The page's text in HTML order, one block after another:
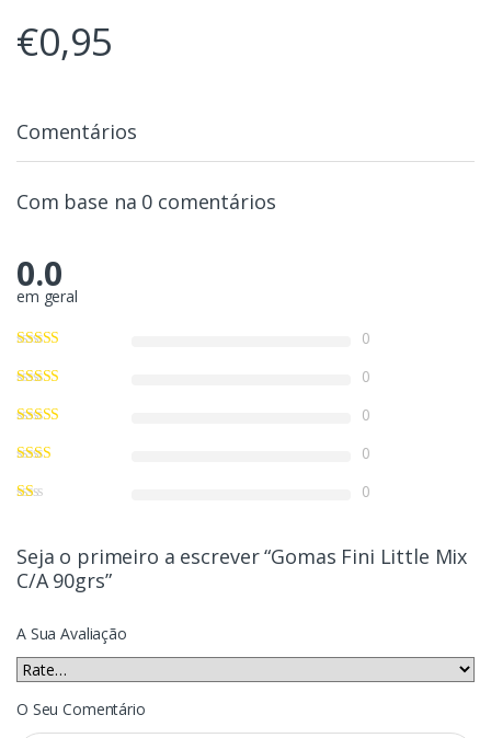
€0,95
Comentários
Com base na 0 comentários
0.0
em geral
0
0
0
0
0
Seja o primeiro a escrever “Gomas Fini Little Mix
C/A 90grs”
A Sua Avaliação
O Seu Comentário